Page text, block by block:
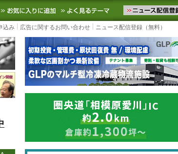
の最新の物流ニュースをお届けします。物流ニ
お気に入りに追加 よく見るテーマ
込み 広告に関するお問い合わせ ニュース配信登録（無料）